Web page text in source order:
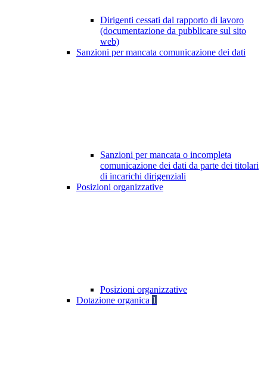
Dirigenti cessati dal rapporto di lavoro
(documentazione da pubblicare sul sito
web)
Sanzioni per mancata comunicazione dei dati
Sanzioni per mancata o incompleta
comunicazione dei dati da parte dei titolari
di incarichi dirigenziali
Posizioni organizzative
Posizioni organizzative
Dotazione organica 1